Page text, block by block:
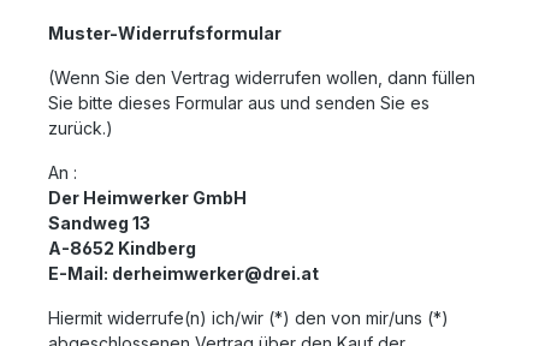
Muster-Widerrufsformular
(Wenn Sie den Vertrag widerrufen wollen, dann füllen
Sie bitte dieses Formular aus und senden Sie es
zurück.)
An :
Der Heimwerker GmbH
Sandweg 13
A-8652 Kindberg
E-Mail: derheimwerker@drei.at
Hiermit widerrufe(n) ich/wir (*) den von mir/uns (*)